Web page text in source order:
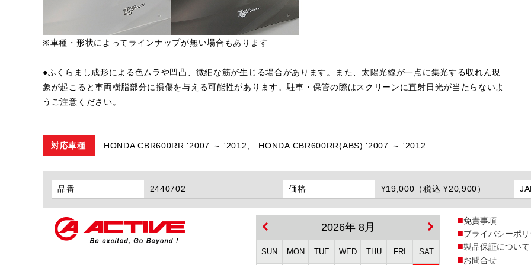
※車種・形状によってラインナップが無い場合もあります
●ふくらまし成形による色ムラや凹凸、微細な筋が生じる場合があります。また、太陽光線が一点に集光する収れん現
象が起こると車両樹脂部分に損傷を与える可能性があります。駐車・保管の際はスクリーンに直射日光が当たらないよ
うご注意ください。
対応車種 HONDA CBR600RR '2007 ～ '2012, HONDA CBR600RR(ABS) '2007 ～ '2012
品番 2440702 価格 ¥19,000（税込 ¥20,900）
2026年 8月
SUN MON TUE WED THU FRI SAT
免責事項
プライバシーポ
製品保証について
お問合せ